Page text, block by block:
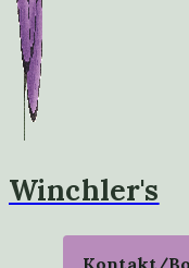
Winchler's
Kontakt/